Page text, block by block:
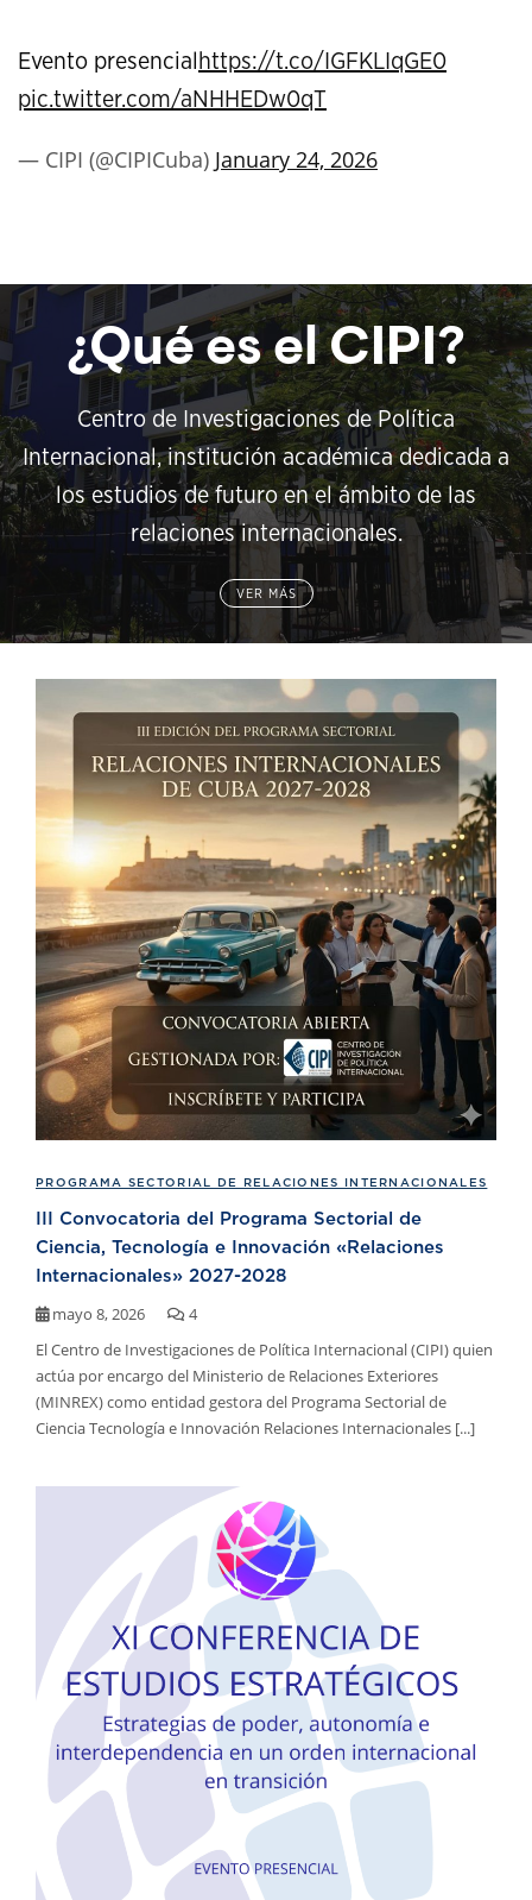
Evento presencial https://t.co/IGFKLIqGE0
pic.twitter.com/aNHHEDw0qT
— CIPI (@CIPICuba) January 24, 2026
¿Qué es el CIPI?
Centro de Investigaciones de Política
Internacional, institución académica dedicada a
los estudios de futuro en el ámbito de las
relaciones internacionales.
VER MÁS
PROGRAMA SECTORIAL DE RELACIONES INTERNACIONALES
III Convocatoria del Programa Sectorial de
Ciencia, Tecnología e Innovación «Relaciones
Internacionales» 2027-2028
mayo 8, 2026
4
El Centro de Investigaciones de Política Internacional (CIPI) quien
actúa por encargo del Ministerio de Relaciones Exteriores
(MINREX) como entidad gestora del Programa Sectorial de
Ciencia Tecnología e Innovación Relaciones Internacionales [...]